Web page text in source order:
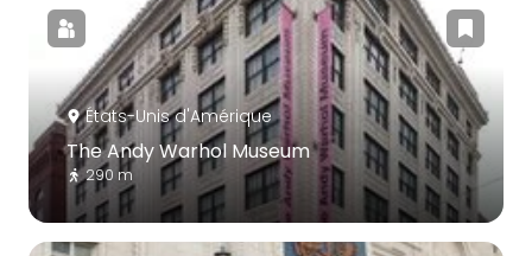
États-Unis d'Amérique
The Andy Warhol Museum
290 m